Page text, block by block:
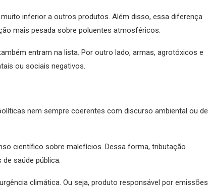
inferior a outros produtos. Além disso, essa diferença
mais pesada sobre poluentes atmosféricos.
entram na lista. Por outro lado, armas, agrotóxicos e
ou sociais negativos.
nem sempre coerentes com discurso ambiental ou de
científico sobre malefícios. Dessa forma, tributação
saúde pública.
climática. Ou seja, produto responsável por emissões